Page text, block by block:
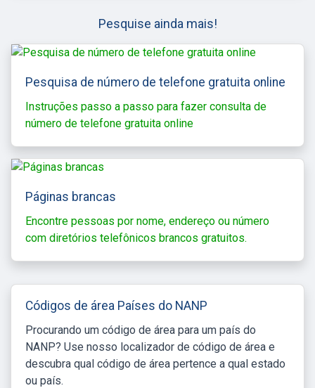
Pesquise ainda mais!
Pesquisa de número de telefone gratuita online
Instruções passo a passo para fazer consulta de
número de telefone gratuita online
Páginas brancas
Encontre pessoas por nome, endereço ou número
com diretórios telefônicos brancos gratuitos.
Códigos de área Países do NANP
Procurando um código de área para um país do
NANP? Use nosso localizador de código de área e
descubra qual código de área pertence a qual estado
ou país.